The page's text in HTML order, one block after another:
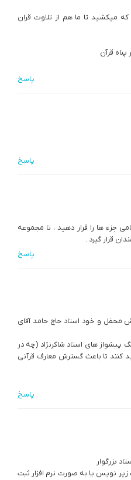
میکشید تا ما هم از تلاوت قران
قرآن
پاسخ
پاسخ
جزء ها را قرار دهید ، تا مجموعه
قرار گیرد .
پاسخ
محفل و خود استاد حاج حامد آقای
پیشواز های استاد شاکرنژاد (چه در
کنند تا باعث گسترش معارف قرآنی
پاسخ
بزرگوار
نویس یا به صورت نرم افزار ثبت